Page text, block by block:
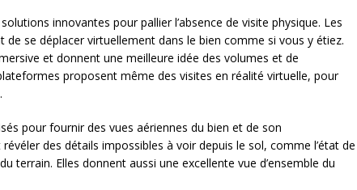
innovantes pour pallier l’absence de visite physique. Les
de se déplacer virtuellement dans le bien comme si vous y étiez.
et donnent une meilleure idée des volumes et de
proposent même des visites en réalité virtuelle, pour
pour fournir des vues aériennes du bien et de son
des détails impossibles à voir depuis le sol, comme l’état de
terrain. Elles donnent aussi une excellente vue d’ensemble du